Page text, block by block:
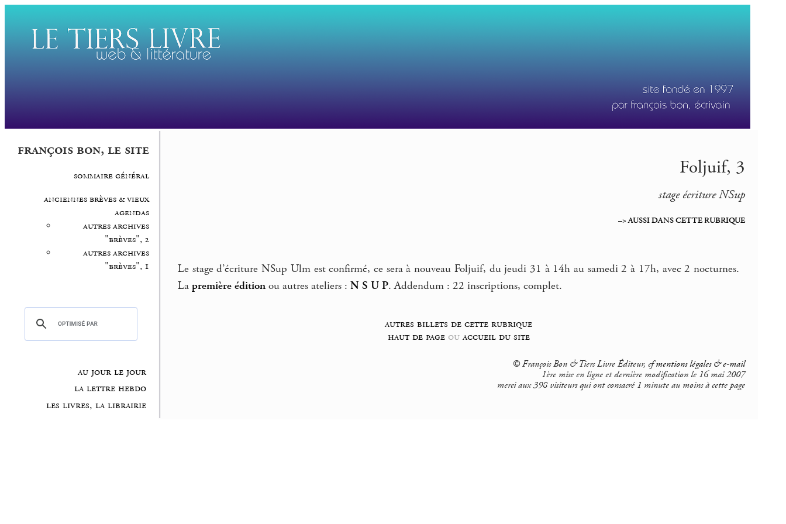
françois bon, le site
sommaire général
anciennes brèves & vieux
agendas
autres archives
"brèves", 2
autres archives
"brèves", 1
au jour le jour
la lettre hebdo
les livres, la librairie
Foljuif, 3
stage écriture NSup
–> AUSSI DANS CETTE RUBRIQUE
Le stage d’écriture NSup Ulm est confirmé, ce sera à nouveau Foljuif, du jeudi 31 à 14h au samedi 2 à 17h, avec 2 nocturnes.
La première édition ou autres ateliers : N S U P. Addendum : 22 inscriptions, complet.
autres billets de cette rubrique
haut de pageouaccueil du site
© François Bon & Tiers Livre Éditeur, cfmentions légales & e-mail
1ère mise en ligne et dernière modification le 16 mai 2007
merci aux 398 visiteurs qui ont consacré 1 minute au moins à cette page